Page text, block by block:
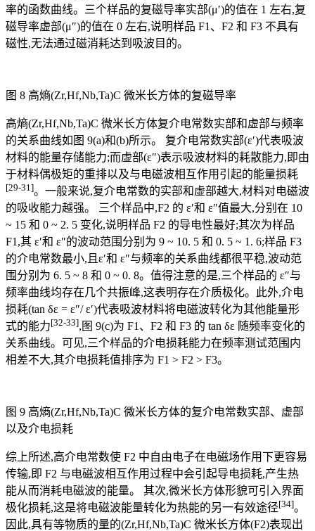
率的函数曲线。三个样品的复磁导率实部(μ′)的值在 1 左右,复
磁导率虚部(μ″)的值在 0 左右,说明样品 F1、F2 和 F3 不具有
磁性,无法通过磁消耗达到吸波目的。
图 8 高熵(Zr,Hf,Nb,Ta)C 微米长方体的复磁导率
高熵(Zr,Hf,Nb,Ta)C 微米长方体复介电常数实部和虚部与频率
的关系曲线如图 9(a)和(b)所示。 复介电常数实部(ε′)代表吸波
材料的能量存储能力;而虚部(ε″)表示吸波材料的耗散能力,即由
于材料偶极矩的重排以及与电磁波相互作用引起的能量损耗
[29-31]。一般来说,复介电常数的实部和虚部越大,材料对电磁波
的吸收能力越强。 三个样品中,F2 的 ε′和 ε″值最大,分别在 10
~ 15 和 0 ~ 2. 5 变化,说明样品 F2 的导电性最好;其次为样品
F1,其 ε′和 ε″的波动范围分别为 9 ~ 10. 5 和 0. 5 ~ 1. 6;样品 F3
的介电常数最小,且ε′和 ε″与频率的关系曲线都很平稳,波动范
围分别为 6. 5 ~ 8 和 0 ~ 0. 8。值得注意的是,三个样品的 ε″与
频率曲线均存在几个共振峰,这表明存在介质极化。此外,介电
损耗(tan δε = ε″/ ε′)代表吸波材料将电磁波转化为其他能量形
式的能力[32-33],图 9(c)为 F1、F2 和 F3 的 tan δε 随频率变化的
关系曲线。可见,三个样品的介电损耗能力在频率测试范围内
相差不大,其介电损耗值排序为 F1 > F2 > F3。
图 9 高熵(Zr,Hf,Nb,Ta)C 微米长方体的复介电常数实部、虚部
以及介电损耗
综上所述,高介电常数使 F2 中自由电子在电磁场作用下更容易
传输,即 F2 与电磁波相互作用过程中会引起导电损耗,产生热
能从而消耗电磁波的能量。 其次,微米长方体形貌可引入界面
极化损耗,这是将电磁波能量转化为热能的另一有效途径[34]。
因此,具有等物质的量的(Zr,Hf,Nb,Ta)C 微米长方体(F2)表现出